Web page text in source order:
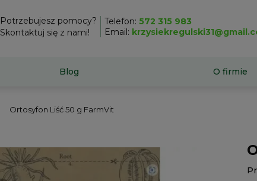
Potrzebujesz pomocy?
Skontaktuj się z nami!
Telefon: 572 315 983
Email:
Blog O firmie
Ortosyfon Liść 50 g FarmVit